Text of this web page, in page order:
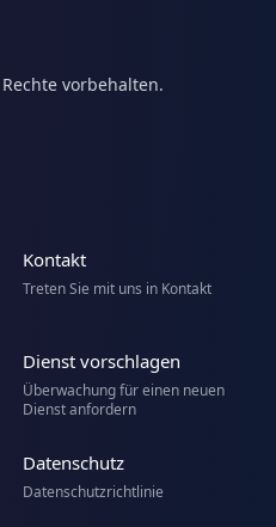
vorbehalten.
Kontakt
Treten Sie mit uns in Kontakt
Dienst vorschlagen
Überwachung für einen neuen
Dienst anfordern
Datenschutz
Datenschutzrichtlinie